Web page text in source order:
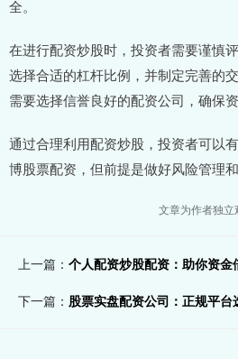
全。
在进行配资炒股时，投资者需要谨慎
选择合适的杠杆比例，并制定完善的
需要选择信誉良好的配资公司，确保
通过合理利用配资炒股，投资者可以
博股票配资，但前提是做好风险管理
文章为作者独
上一篇： 个人配资炒股配资：助你资金
下一篇： 股票实盘配资公司：正规平台